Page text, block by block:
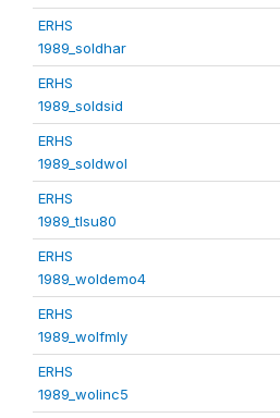
ERHS
1989_soldhar
ERHS
1989_soldsid
ERHS
1989_soldwol
ERHS
1989_tlsu80
ERHS
1989_woldemo4
ERHS
1989_wolfmly
ERHS
1989_wolinc5